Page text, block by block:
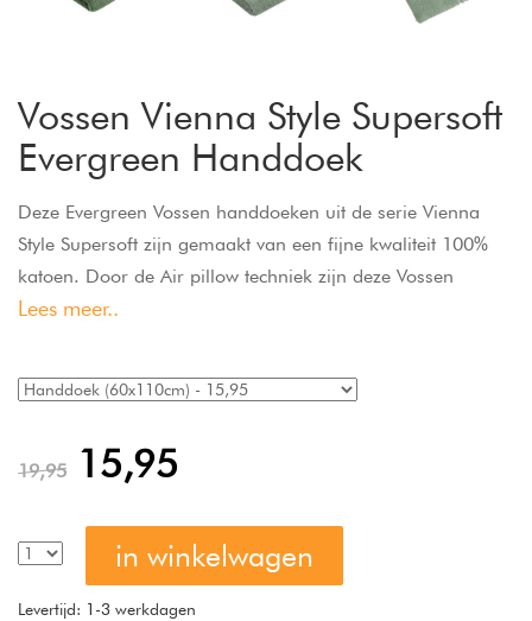
Vossen Vienna Style Supersoft
Evergreen Handdoek
Deze Evergreen Vossen handdoeken uit de serie Vienna
Style Supersoft zijn gemaakt van een fijne kwaliteit 100%
katoen. Door de Air pillow techniek zijn deze Vossen
handdoeken extra vol en lekker zacht. Het klassieke design
handdoeken. De hoge kwaliteit en absorptievermogen
geven een bijzonder aangenaam en luchtig gevoel aan de
Lees meer..
19,95 15,95
in winkelwagen
Levertijd: 1-3 werkdagen